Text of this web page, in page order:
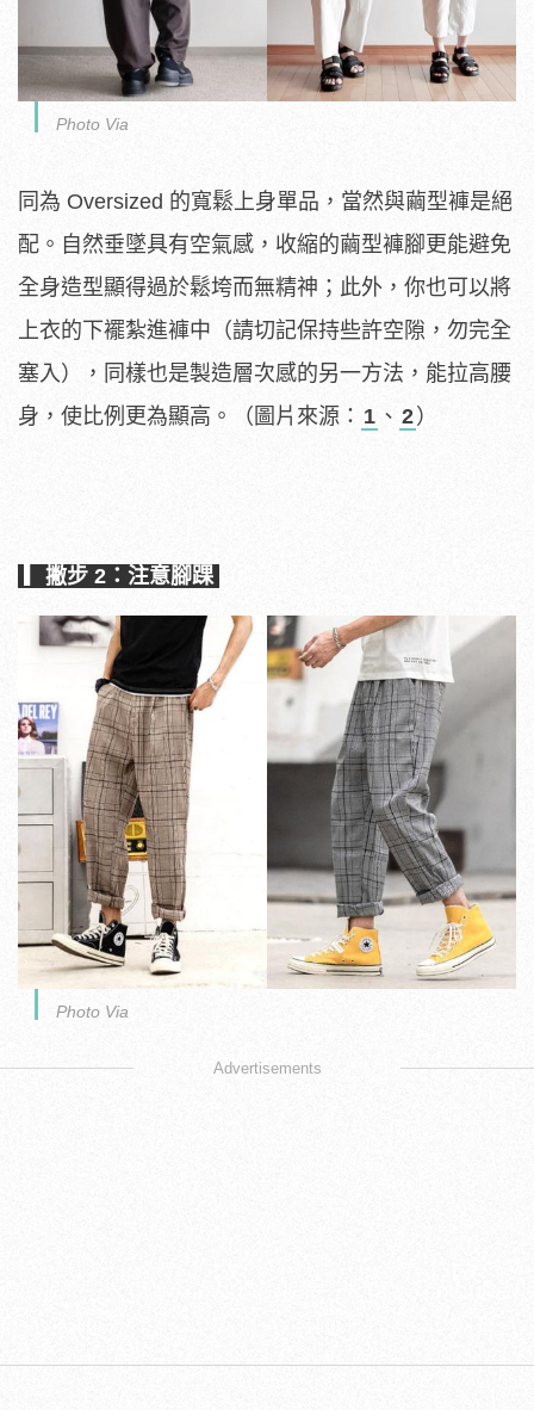
Photo Via
同為 Oversized 的寬鬆上身單品，當然與繭型褲是絕
配。自然垂墜具有空氣感，收縮的繭型褲腳更能避免
全身造型顯得過於鬆垮而無精神；此外，你也可以將
上衣的下襬紮進褲中（請切記保持些許空隙，勿完全
塞入），同樣也是製造層次感的另一方法，能拉高腰
身，使比例更為顯高。（圖片來源： 1 、 2）
▎撇步 2：注意腳踝
Photo Via
Advertisements